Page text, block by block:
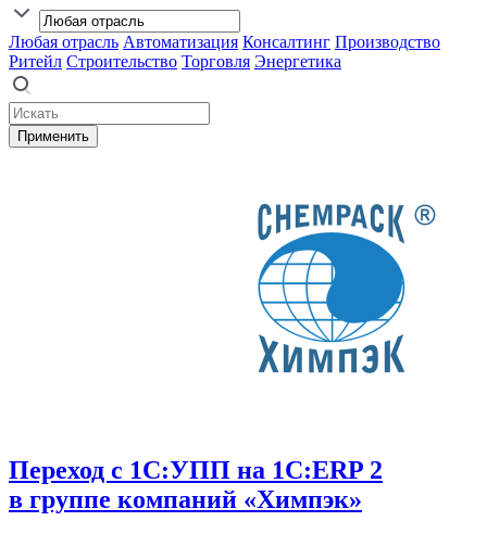
Любая отрасль Автоматизация Консалтинг Производство
Ритейл Строительство Торговля Энергетика
Применить
Переход с 1С:УПП на 1С:ERP 2
в группе компаний «Химпэк»